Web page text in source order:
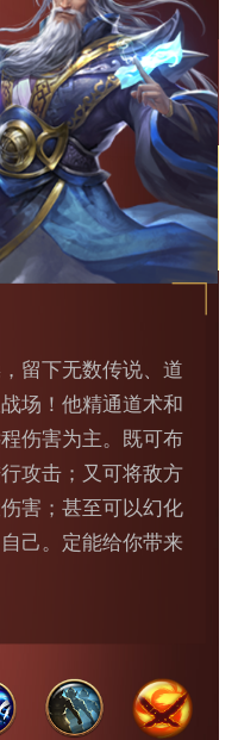
留下无数传说、道
场！他精通道术和
伤害为主。既可布
攻击；又可将敌方
害；甚至可以幻化
己。定能给你带来